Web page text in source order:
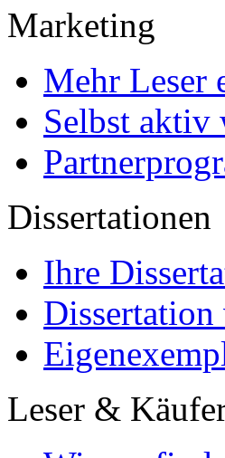
Marketing
Mehr Leser
Selbst aktiv
Dissertationen
Ihre
Dissertation
Leser &